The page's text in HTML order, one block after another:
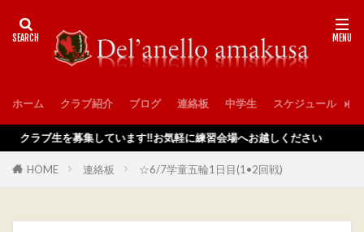
ホーム クラブ紹介 ブログ 連絡板 中学生 スケジュール
ブ生を募集しています‼️お気軽に練習会場へお越しください
HOME 連絡板 ☆6/7学童五輪1日目(1•2回戦)